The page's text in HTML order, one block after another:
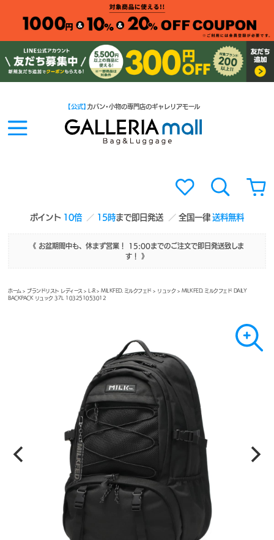
ポイント 10倍 15時まで即日発送 全国一律送料無料
【公式】 カバン・小物の専門店のギャレリアモール
《 お盆期間中も、休まず営業！ 15:00までのご注文で即日発送致しま
す！ 》
ホーム >ブランドリスト レディース > L-R>MILKFED. ミルクフェド > リュック > MILKFED. ミルクフェド DAILY
BACKPACK リュック 37L 103251053012